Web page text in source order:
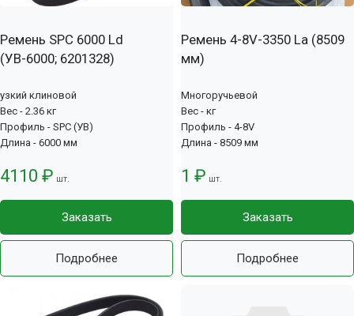
Ремень SPC 6000 Ld
(УВ-6000; 6201328)
узкий клиновой
Вес - 2.36 кг
Профиль - SPC (УВ)
Длина - 6000 мм
4110 ₽ шт.
Заказать
Подробнее
Ремень 4-8V-3350 La (8509
мм)
Многоручьевой
Вес - кг
Профиль - 4-8V
Длина - 8509 мм
1 ₽ шт.
Заказать
Подробнее